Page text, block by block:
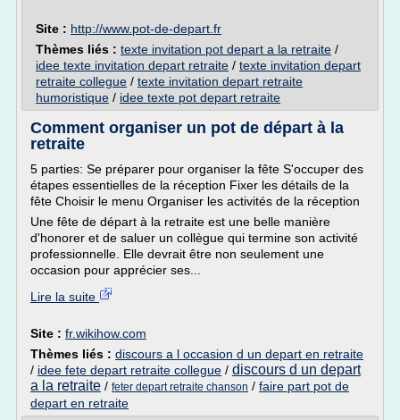
Site : http://www.pot-de-depart.fr
Thèmes liés : texte invitation pot depart a la retraite /
idee texte invitation depart retraite / texte invitation depart
retraite collegue / texte invitation depart retraite
humoristique / idee texte pot depart retraite
Comment organiser un pot de départ à la
retraite
5 parties: Se préparer pour organiser la fête S'occuper des
étapes essentielles de la réception Fixer les détails de la
fête Choisir le menu Organiser les activités de la réception
Une fête de départ à la retraite est une belle manière
d'honorer et de saluer un collègue qui termine son activité
professionnelle. Elle devrait être non seulement une
occasion pour apprécier ses...
Lire la suite
Site : fr.wikihow.com
Thèmes liés : discours a l occasion d un depart en retraite
/ idee fete depart retraite collegue / discours d un depart
a la retraite / feter depart retraite chanson / faire part pot de
depart en retraite